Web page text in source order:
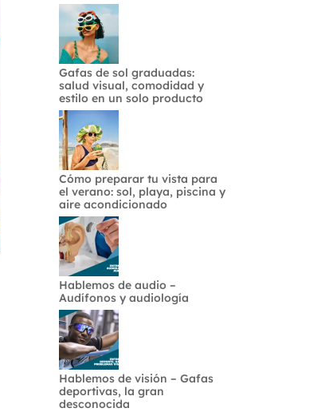
Gafas de sol graduadas:
salud visual, comodidad y
estilo en un solo producto
Cómo preparar tu vista para
el verano: sol, playa, piscina y
aire acondicionado
Hablemos de audio –
Audífonos y audiología
Hablemos de visión – Gafas
deportivas, la gran
desconocida